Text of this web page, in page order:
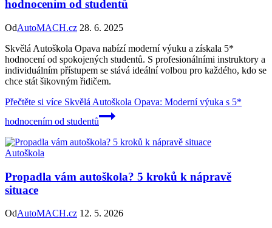
hodnocením od studentů
OdAutoMACH.cz 28. 6. 2025
Skvělá Autoškola Opava nabízí moderní výuku a získala 5*
hodnocení od spokojených studentů. S profesionálními instruktory a
individuálním přístupem se stává ideální volbou pro každého, kdo se
chce stát šikovným řidičem.
Přečtěte si více Skvělá Autoškola Opava: Moderní výuka s 5*
hodnocením od studentů
Autoškola
Propadla vám autoškola? 5 kroků k nápravě
situace
OdAutoMACH.cz 12. 5. 2026